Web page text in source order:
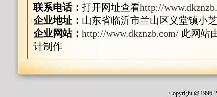
联系电话： 打开网址查看http://
企业地址： 山东省临沂市兰山区义堂镇小
企业网站： http://www.dkznzb.com/ 此网站
计制作
Copyright @ 1996-